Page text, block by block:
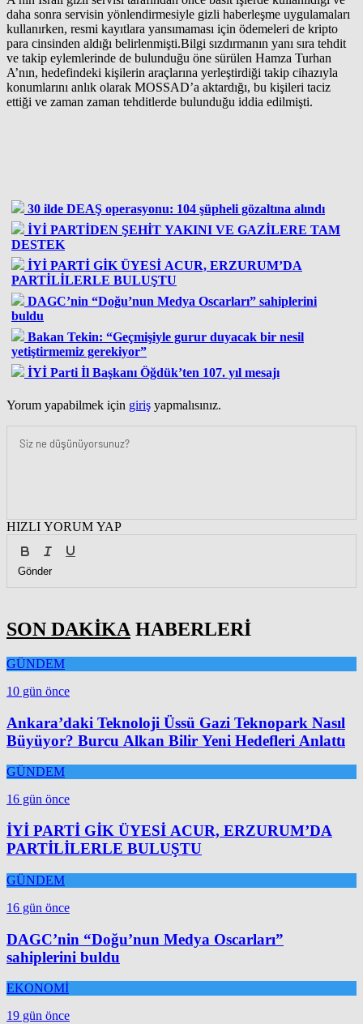
daha sonra servisin yönlendirmesiyle gizli haberleşme uygulamaları
kullanırken, resmi kayıtlara yansımaması için ödemeleri de kripto
para cinsinden aldığı belirlenmişti.Bilgi sızdırmanın yanı sıra tehdit
ve takip eylemlerinde de bulunduğu öne sürülen Hamza Turhan
A’nın, hedefindeki kişilerin araçlarına yerleştirdiği takip cihazıyla
konumlarını anlık olarak MOSSAD’a aktardığı, bu kişileri taciz
ettiği ve zaman zaman tehditlerde bulunduğu iddia edilmişti.
30 ilde DEAŞ operasyonu: 104 şüpheli gözaltına alındı
İYİ PARTİDEN ŞEHİT YAKINI VE GAZİLERE TAM
DESTEK
İYİ PARTİ GİK ÜYESİ ACUR, ERZURUM’DA
PARTİLİLERLE BULUŞTU
DAGC’nin “Doğu’nun Medya Oscarları” sahiplerini
buldu
Bakan Tekin: “Geçmişiyle gurur duyacak bir nesil
yetiştirmemiz gerekiyor”
İYİ Parti İl Başkanı Öğdük’ten 107. yıl mesajı
Yorum yapabilmek için giriş yapmalısınız.
HIZLI YORUM YAP
Gönder
SON DAKİKA HABERLERİ
GÜNDEM
10 gün önce
Ankara’daki Teknoloji Üssü Gazi Teknopark Nasıl
Büyüyor? Burcu Alkan Bilir Yeni Hedefleri Anlattı
GÜNDEM
16 gün önce
İYİ PARTİ GİK ÜYESİ ACUR, ERZURUM’DA
PARTİLİLERLE BULUŞTU
GÜNDEM
16 gün önce
DAGC’nin “Doğu’nun Medya Oscarları”
sahiplerini buldu
EKONOMİ
19 gün önce